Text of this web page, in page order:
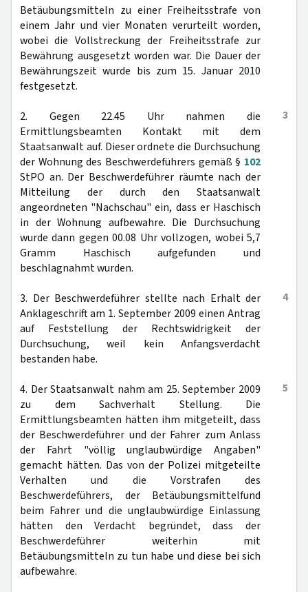
Betäubungsmitteln zu einer Freiheitsstrafe von
einem Jahr und vier Monaten verurteilt worden,
wobei die Vollstreckung der Freiheitsstrafe zur
Bewährung ausgesetzt worden war. Die Dauer der
Bewährungszeit wurde bis zum 15. Januar 2010
festgesetzt.
3
2. Gegen 22.45 Uhr nahmen die
Ermittlungsbeamten Kontakt mit dem
Staatsanwalt auf. Dieser ordnete die Durchsuchung
der Wohnung des Beschwerdeführers gemäß § 102
StPO an. Der Beschwerdeführer räumte nach der
Mitteilung der durch den Staatsanwalt
angeordneten "Nachschau" ein, dass er Haschisch
in der Wohnung aufbewahre. Die Durchsuchung
wurde dann gegen 00.08 Uhr vollzogen, wobei 5,7
Gramm Haschisch aufgefunden und
beschlagnahmt wurden.
4
3. Der Beschwerdeführer stellte nach Erhalt der
Anklageschrift am 1. September 2009 einen Antrag
auf Feststellung der Rechtswidrigkeit der
Durchsuchung, weil kein Anfangsverdacht
bestanden habe.
5
4. Der Staatsanwalt nahm am 25. September 2009
zu dem Sachverhalt Stellung. Die
Ermittlungsbeamten hätten ihm mitgeteilt, dass
der Beschwerdeführer und der Fahrer zum Anlass
der Fahrt "völlig unglaubwürdige Angaben"
gemacht hätten. Das von der Polizei mitgeteilte
Verhalten und die Vorstrafen des
Beschwerdeführers, der Betäubungsmittelfund
beim Fahrer und die unglaubwürdige Einlassung
hätten den Verdacht begründet, dass der
Beschwerdeführer weiterhin mit
Betäubungsmitteln zu tun habe und diese bei sich
aufbewahre.